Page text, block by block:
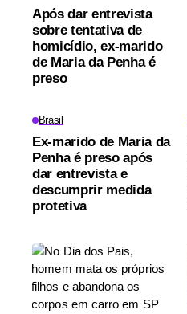
Após dar entrevista
sobre tentativa de
homicídio, ex-marido
de Maria da Penha é
preso
Brasil
Ex-marido de Maria da
Penha é preso após
dar entrevista e
descumprir medida
protetiva